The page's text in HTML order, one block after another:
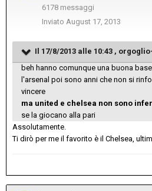
6178 messaggi
Inviato August 17, 2013
Il 17/8/2013 alle 10:43 ,
beh hanno comunque una buona base
l'arsenal poi sono anni che non si
vincere
ma united e chelsea non sono
se la giocano alla pari
Assolutamente.
Ti dirò per me il favorito è il Chelsea,